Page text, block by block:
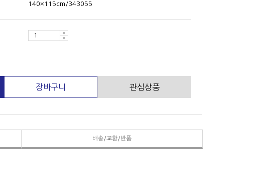
140×115cm/343055
장바구니 관심상품
배송/교환/반품